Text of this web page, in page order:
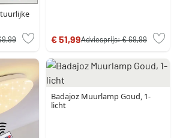
€ 51,99Adviesprijs:€ 69,99
Badajoz Muurlamp Goud, 1-
licht